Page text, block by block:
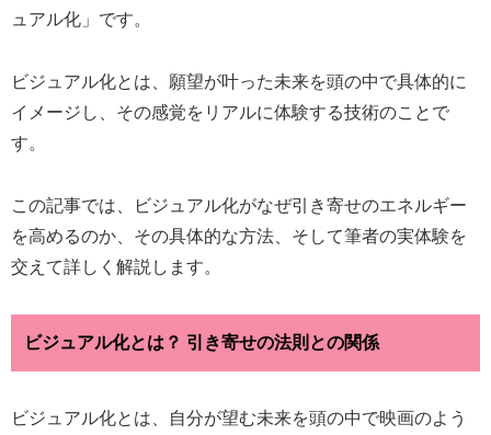
ュアル化」です。
ビジュアル化とは、願望が叶った未来を頭の中で具体的に
イメージし、その感覚をリアルに体験する技術のことで
す。
この記事では、ビジュアル化がなぜ引き寄せのエネルギー
を高めるのか、その具体的な方法、そして筆者の実体験を
交えて詳しく解説します。
ビジュアル化とは？ 引き寄せの法則との関係
ビジュアル化とは、自分が望む未来を頭の中で映画のよう